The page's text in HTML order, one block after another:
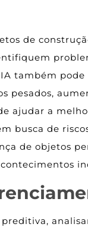
de
também
pesados,
ajudar a
busca de
de objetos